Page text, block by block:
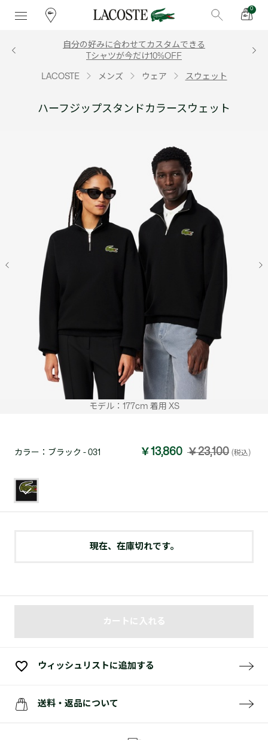
0
自分の好みに合わせてカスタムできる
Tシャツが今だけ10%OFF
LACOSTE メンズ ウェア スウェット
ハーフジップスタンドカラースウェット
モデル：177cm 着用 XS
カラー： ブラック - 031 ￥13,860 ￥23,100 (税込)
現在、在庫切れです。
カートに入れる
ウィッシュリストに追加する
送料・返品について